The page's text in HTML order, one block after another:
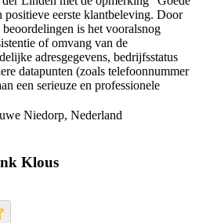
positieve eerste klantbeleving. Door
is het vooralsnog
of omvang van de
adresgegevens, bedrijfsstatus
datapunten (zoals telefoonnummer
een serieuze en professionele
Niedorp, Nederland
Klous